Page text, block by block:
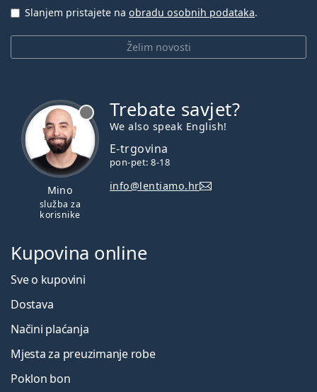
Astigmatism?
Možete li se tuširati s Acuvue Oasys for
Astigmatism?
Isplati li se koristiti Acuvue Oasys for
astigmatism kontaktne leće?
Koja je razlika između Acuvue Oasys for
Astigmatism i Acuvue Vita for Astigmatism?
Zašto Acuvue Oasys for Astigmatism kontaktne
leće postaju zamagljene?
Druge torične kontaktne leće
Želim novosti
Slanjem pristajete na obradu osobnih podataka.
Mino
služba za
korisnike
Trebate savjet?
We also speak English!
E-trgovina
pon-pet: 8-18
info@lentiamo.hr
Kupovina online
Sve o kupovini
Dostava
Načini plaćanja
Mjesta za preuzimanje robe
Poklon bon